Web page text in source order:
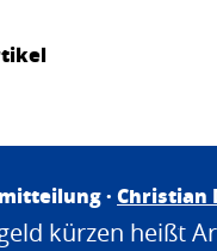
· Christian
kürzen heißt